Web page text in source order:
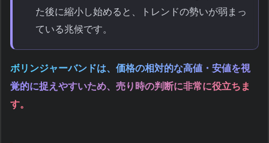
た後に縮小し始めると、トレンドの勢いが弱まっ
ている兆候です。
ボリンジャーバンドは、価格の相対的な高値・安値を視
覚的に捉えやすいため、売り時の判断に非常に役立ちま
す。